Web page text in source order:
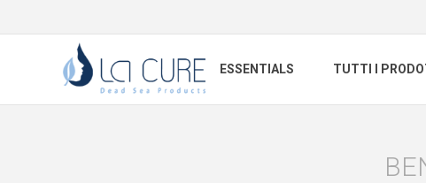
ESSENTIALS TUTTI I